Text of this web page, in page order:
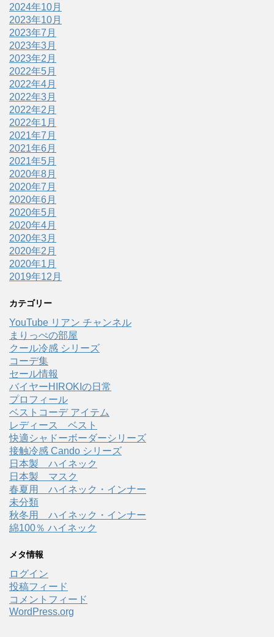
2024年10月
2023年10月
2023年7月
2023年3月
2023年2月
2022年5月
2022年4月
2022年3月
2022年2月
2022年1月
2021年7月
2021年6月
2021年5月
2020年8月
2020年7月
2020年6月
2020年5月
2020年4月
2020年3月
2020年2月
2020年1月
2019年12月
カテゴリー
YouTube リアン チャンネル
まりっぺの部屋
クール冷感 シリーズ
コーデ集
セール情報
バイヤーHIROKIの日常
プロフィール
ベストコーデ アイテム
レディース ベスト
快適シャドーボーダーシリーズ
接触冷感 Cando シリーズ
日本製 ハイネック
日本製 マスク
春夏用 ハイネック・インナー
未分類
秋冬用 ハイネック・インナー
綿100％ ハイネック
メタ情報
ログイン
投稿フィード
コメントフィード
WordPress.org